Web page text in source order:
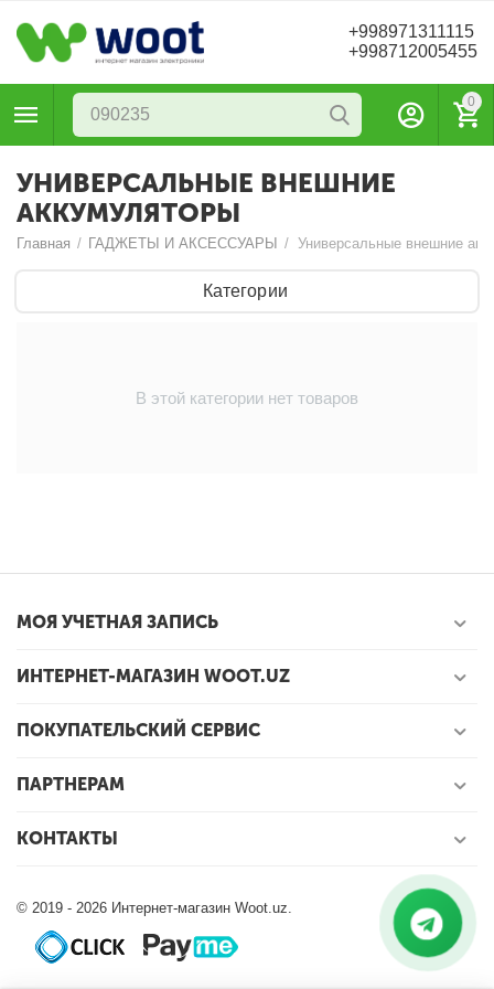
+998971311115
+998712005455
0
УНИВЕРСАЛЬНЫЕ ВНЕШНИЕ
АККУМУЛЯТОРЫ
Главная / ГАДЖЕТЫ И АКСЕССУАРЫ / Универсальные внешние
Категории
В этой категории нет товаров
МОЯ УЧЕТНАЯ ЗАПИСЬ
ИНТЕРНЕТ-МАГАЗИН WOOT.UZ
ПОКУПАТЕЛЬСКИЙ СЕРВИС
ПАРТНЕРАМ
КОНТАКТЫ
© 2019 - 2026 Интернет-магазин Woot.uz.